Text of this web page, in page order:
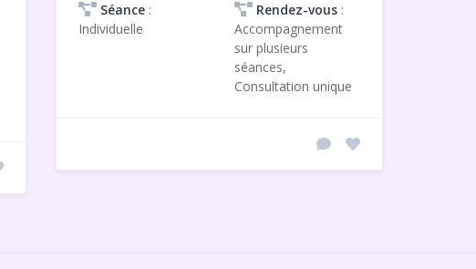
Séance :
Individuelle
Rendez-vous:
Accompagnement
sur plusieurs
séances,
Consultation unique